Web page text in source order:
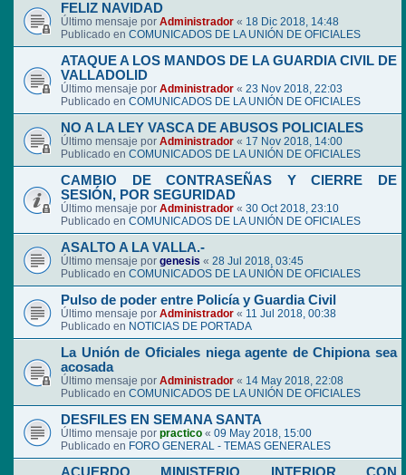
FELIZ NAVIDAD
Último mensaje por Administrador « 18 Dic 2018, 14:48
Publicado en COMUNICADOS DE LA UNIÓN DE OFICIALES
ATAQUE A LOS MANDOS DE LA GUARDIA CIVIL DE
VALLADOLID
Último mensaje por Administrador « 23 Nov 2018, 22:03
Publicado en COMUNICADOS DE LA UNIÓN DE OFICIALES
NO A LA LEY VASCA DE ABUSOS POLICIALES
Último mensaje por Administrador « 17 Nov 2018, 14:00
Publicado en COMUNICADOS DE LA UNIÓN DE OFICIALES
CAMBIO DE CONTRASEÑAS Y CIERRE DE
SESIÓN, POR SEGURIDAD
Último mensaje por Administrador « 30 Oct 2018, 23:10
Publicado en COMUNICADOS DE LA UNIÓN DE OFICIALES
ASALTO A LA VALLA.-
Último mensaje por genesis « 28 Jul 2018, 03:45
Publicado en COMUNICADOS DE LA UNIÓN DE OFICIALES
Pulso de poder entre Policía y Guardia Civil
Último mensaje por Administrador « 11 Jul 2018, 00:38
Publicado en NOTICIAS DE PORTADA
La Unión de Oficiales niega agente de Chipiona sea
acosada
Último mensaje por Administrador « 14 May 2018, 22:08
Publicado en COMUNICADOS DE LA UNIÓN DE OFICIALES
DESFILES EN SEMANA SANTA
Último mensaje por practico « 09 May 2018, 15:00
Publicado en FORO GENERAL - TEMAS GENERALES